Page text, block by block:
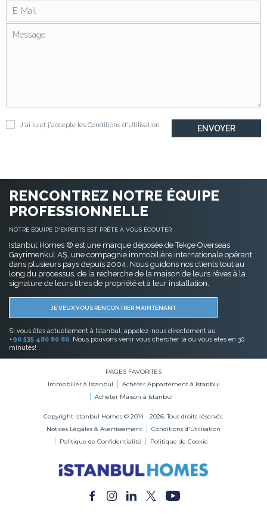
J'ai lu et j'accepte les Conditions d'Utilisation
RENCONTREZ NOTRE ÉQUIPE
PROFESSIONNELLE
NOTRE ÉQUIPE D'EXPERTS EST PRÊTE À VOUS ÉCOUTER
Istanbul Homes ® est une marque déposée de Tekçe Overseas
Gayrimenkul AŞ, une compagnie immobilière internationale opérant
dans plusieurs pays depuis 2004. Nous guidons nos clients tout au
long du processus, de la recherche de la maison de leurs rêves à la
signature de leurs titres de propriété et à leur installation.
JE VEUX VOUS RENCONTRER MAINTENANT
Si vous êtes actuellement à Istanbul, appelez-nous directement au
+90 535 480 80 80. Nous pouvons venir vous chercher là où vous êtes en 30
minutes!
PAGES FAVORITES
Immobilier à Istanbul
Acheter Appartement à Istanbul
Acheter Maison à Istanbul
Copyright Istanbul Homes © 2014 - 2026. Tous droits réservés.
Notices Légales & Avertissement
Conditions d'Utilisation
Politique de Confidentialité
Politique de Cookie